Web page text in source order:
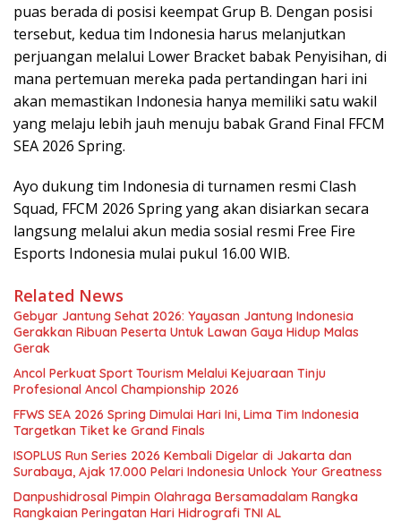
puas berada di posisi keempat Grup B. Dengan posisi
tersebut, kedua tim Indonesia harus melanjutkan
perjuangan melalui Lower Bracket babak Penyisihan, di
mana pertemuan mereka pada pertandingan hari ini
akan memastikan Indonesia hanya memiliki satu wakil
yang melaju lebih jauh menuju babak Grand Final FFCM
SEA 2026 Spring.
Ayo dukung tim Indonesia di turnamen resmi Clash
Squad, FFCM 2026 Spring yang akan disiarkan secara
langsung melalui akun media sosial resmi Free Fire
Esports Indonesia mulai pukul 16.00 WIB.
Related News
Gebyar Jantung Sehat 2026: Yayasan Jantung Indonesia
Gerakkan Ribuan Peserta Untuk Lawan Gaya Hidup Malas
Gerak
Ancol Perkuat Sport Tourism Melalui Kejuaraan Tinju
Profesional Ancol Championship 2026
FFWS SEA 2026 Spring Dimulai Hari Ini, Lima Tim Indonesia
Targetkan Tiket ke Grand Finals
ISOPLUS Run Series 2026 Kembali Digelar di Jakarta dan
Surabaya, Ajak 17.000 Pelari Indonesia Unlock Your Greatness
Danpushidrosal Pimpin Olahraga Bersamadalam Rangka
Rangkaian Peringatan Hari Hidrografi TNI AL